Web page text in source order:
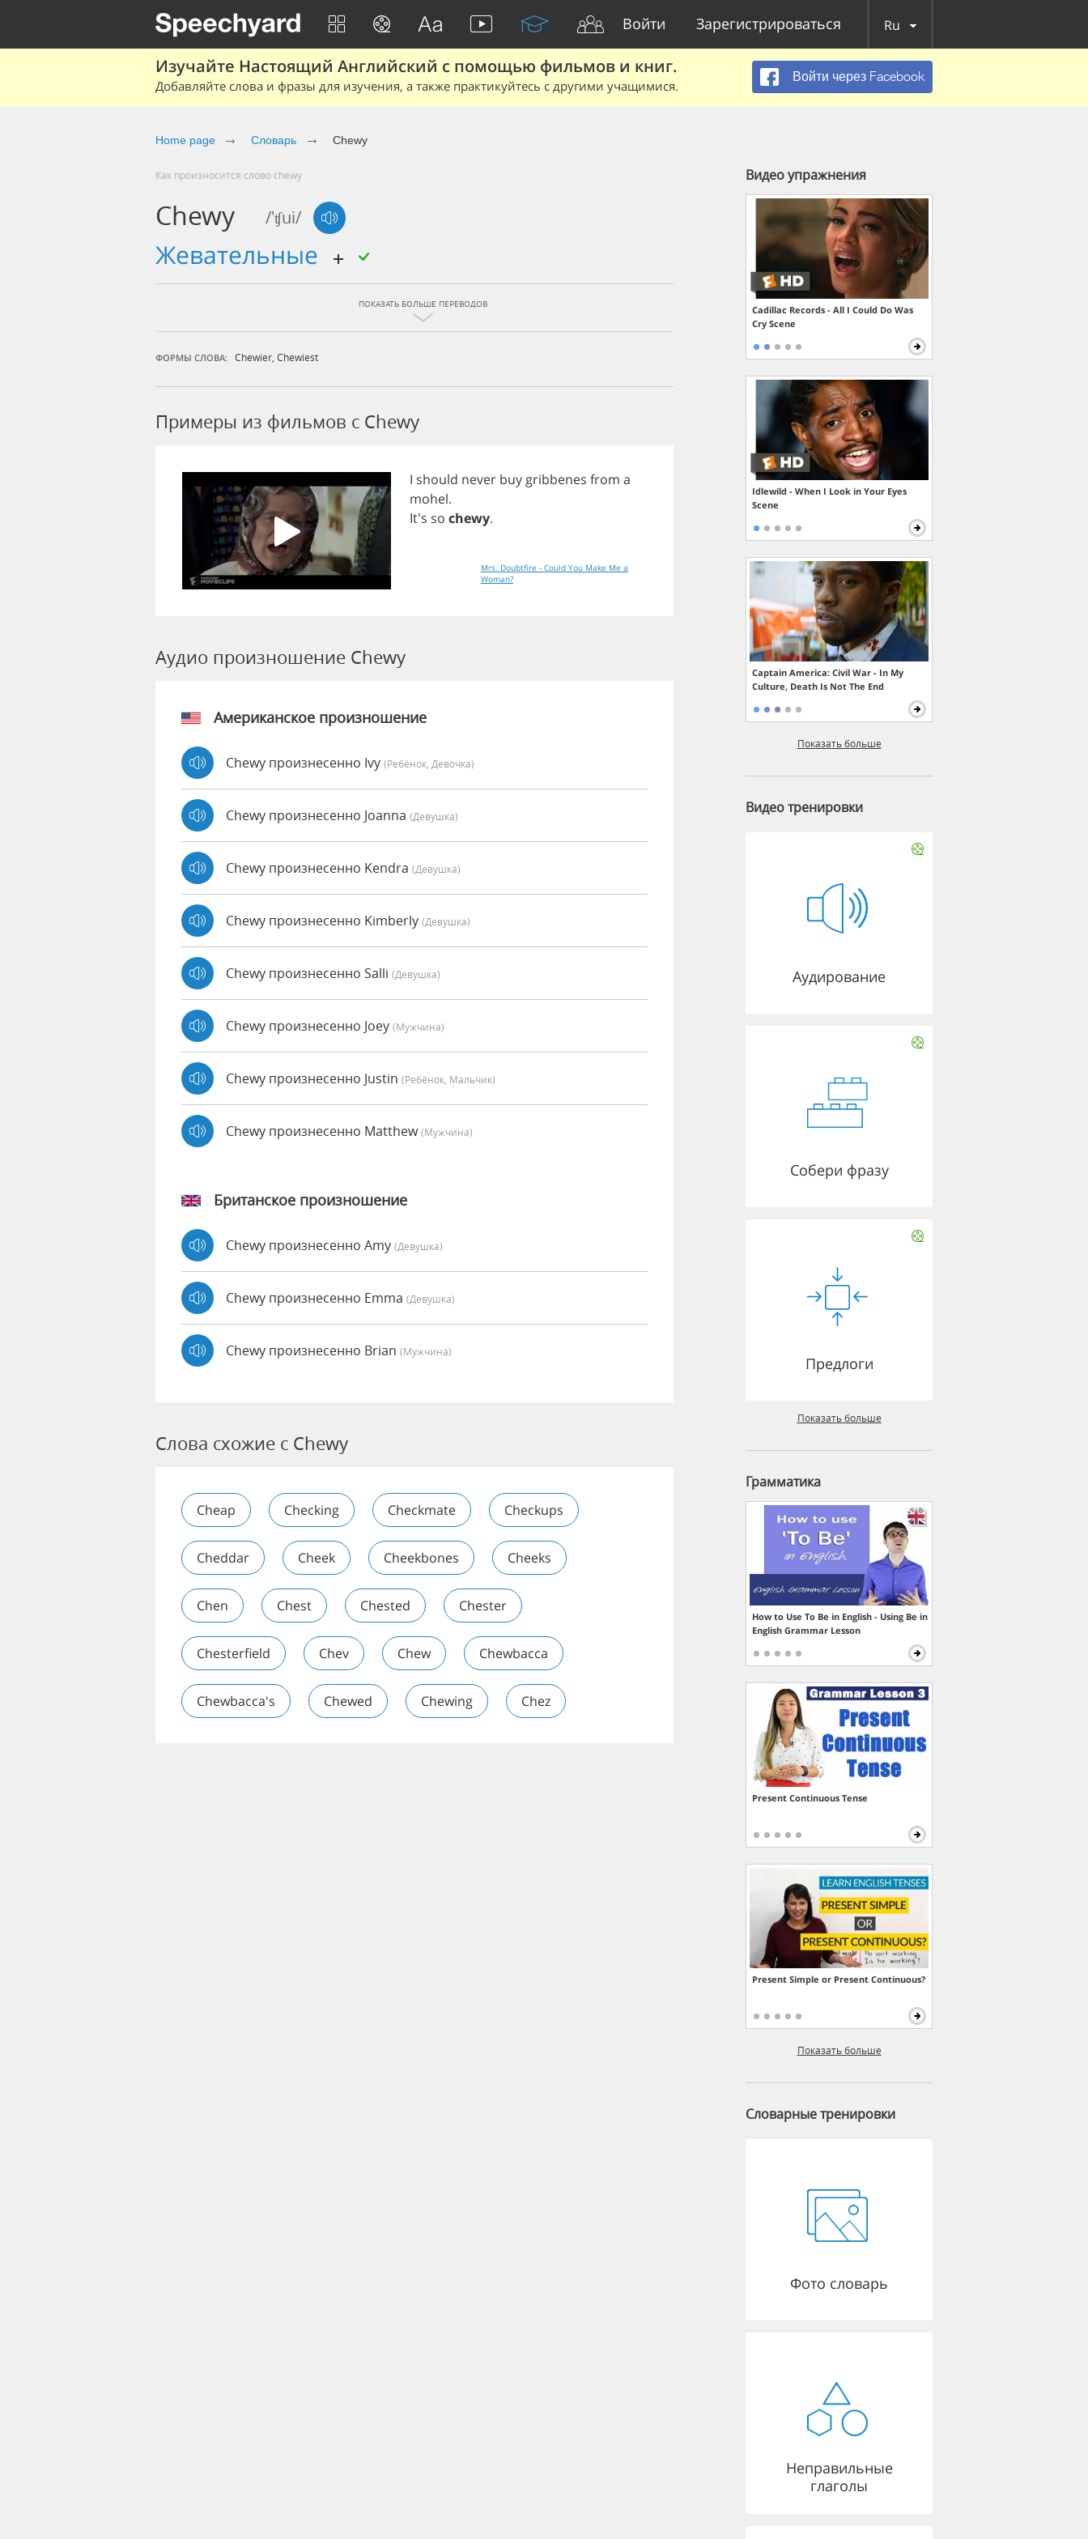
Войти Зарегистрироваться Ru
Изучайте Настоящий Английский с помощью фильмов и книг.
Добавляйте слова и фразы для изучения, а также практикуйтесь с другими учащимися.
Войти через Facebook
Home page Словарь Chewy
Как произносится слово chewy
Chewy /'ʧui/
жевательные
ПОКАЗАТЬ БОЛЬШЕ ПЕРЕВОДОВ
ФОРМЫ СЛОВА: Chewier Chewiest
Примеры из фильмов c Chewy
I should never buy gribbenes from a
mohel.
It's so chewy.
Mrs. Doubtfire - Could You Make Me a
Woman?
Аудио произношение Chewy
Американское произношение
Chewy произнесенно Ivy (Ребёнок, Девочка)
Chewy произнесенно Joanna (девушка)
Chewy произнесенно Kendra (девушка)
Chewy произнесенно Kimberly (девушка)
Chewy произнесенно Salli (девушка)
Chewy произнесенно Joey (мужчина)
Chewy произнесенно Justin (Ребёнок, Мальчик)
Chewy произнесенно Matthew(мужчина)
Британское произношение
Chewy произнесенно Amy (девушка)
Chewy произнесенно Emma (девушка)
Chewy произнесенно Brian (мужчина)
Слова схожие с Chewy
Cheap Checking Checkmate Checkups
Cheddar Cheek Cheekbones Cheeks
Chen Chest Chested Chester
Chesterfield Chev Chew Chewbacca
Chewbacca's Chewed Chewing Chez
Видео упражнения
Cadillac Records - All I Could Do Was
Cry Scene
Idlewild - When I Look in Your Eyes
Scene
Captain America: Civil War - In My
Culture, Death Is Not The End
Показать больше
Видео тренировки
Аудирование
Собери фразу
Предлоги
Показать больше
Грамматика
How to Use To Be in English - Using Be in
English Grammar Lesson
Present Continuous Tense
Present Simple or Present Continuous?
Показать больше
Словарные тренировки
Фото словарь
Неправильные
глаголы